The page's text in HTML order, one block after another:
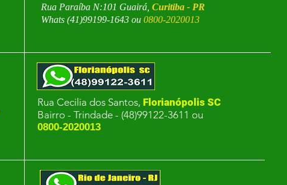
Rua Cecilia dos Santos, Florianópolis SC
Bairro - Trindade - (48)99122-3611 ou
0800-2020013
Rua Paraíba N:101 Guairá, Curitiba - PR
Whats (41)99199-1643 ou 0800-2020013